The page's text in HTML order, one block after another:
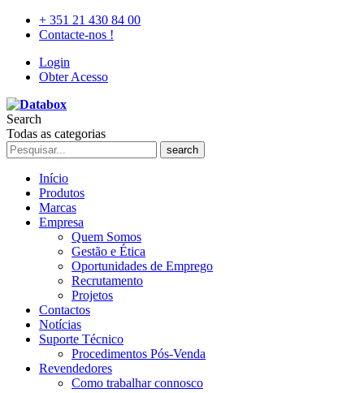
+ 351 21 430 84 00
Contacte-nos !
Login
Obter Acesso
Search
Todas as categorias
search
Início
Produtos
Marcas
Empresa
Quem Somos
Gestão e Ética
Oportunidades de Emprego
Recrutamento
Projetos
Contactos
Notícias
Suporte Técnico
Procedimentos Pós-Venda
Revendedores
Como trabalhar connosco